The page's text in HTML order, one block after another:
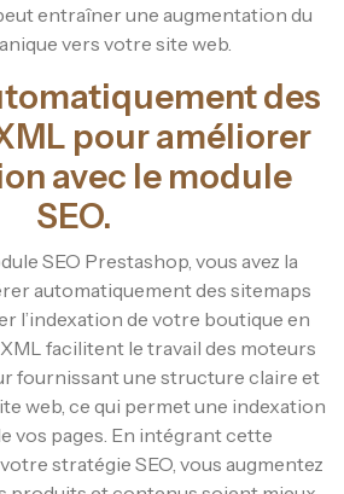
entraîner une augmentation du
vers votre site web.
des
pour améliorer
avec le module
SEO.
SEO Prestashop, vous avez la
automatiquement des sitemaps
l’indexation de votre boutique en
facilitent le travail des moteurs
fournissant une structure claire et
web, ce qui permet une indexation
vos pages. En intégrant cette
stratégie SEO, vous augmentez